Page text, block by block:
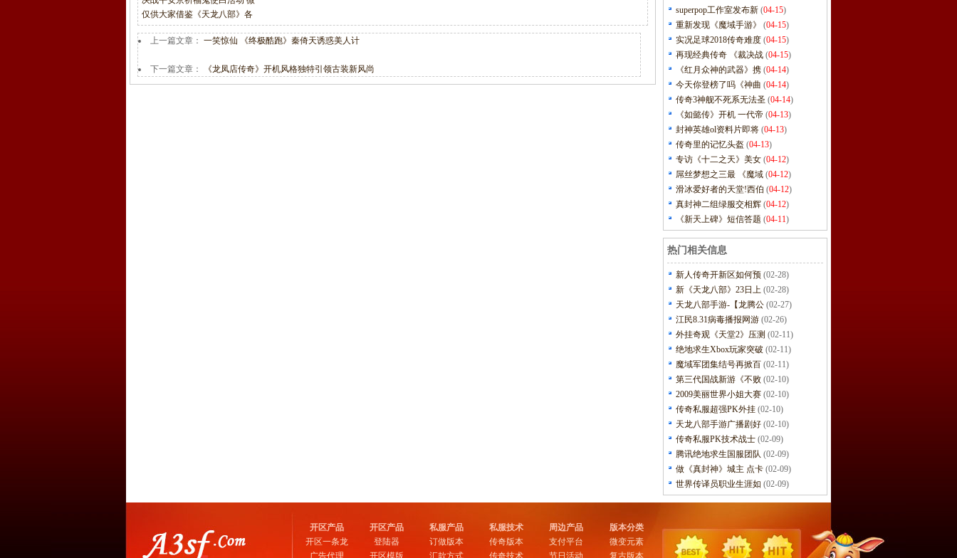
仅供大家借鉴《天龙八部》各
上一篇文章： 一笑惊仙 《终极酷跑》秦倚天诱惑美人计
下一篇文章： 《龙凤店传奇》开机风格独特引领古装新风尚
superpop工作室发布新 (04-15)
重新发现《魔域手游》
(04-15)
实况足球2018传奇难度 (04-15)
再现经典传奇 《裁决战 (04-15)
《红月众神的武器》携 (04-14)
今天你登榜了吗《神曲 (04-14)
传奇3神舰不死系无法圣 (04-14)
《如懿传》开机 一代帝 (04-13)
封神英雄ol资料片即将 (04-13)
传奇里的记忆头盔 (04-13)
专访《十二之天》美女 (04-12)
屌丝梦想之三最 《魔域 (04-12)
滑冰爱好者的天堂!西伯 (04-12)
真封神二组绿服交相辉 (04-12)
《新天上碑》短信答题 (04-11)
热门相关信息
新人传奇开新区如何预 (02-28)
新《天龙八部》23日上 (02-28)
天龙八部手游-【龙腾公 (02-27)
江民8.31病毒播报网游 (02-26)
外挂奇观《天堂2》压测 (02-11)
绝地求生Xbox玩家突破 (02-11)
魔域军团集结号再掀百 (02-11)
第三代国战新游《不败 (02-10)
2009美丽世界小姐大赛 (02-10)
传奇私服超强PK外挂 (02-10)
天龙八部手游广播剧好 (02-10)
传奇私服PK技术战士 (02-09)
腾讯绝地求生国服团队 (02-09)
做《真封神》城主 点卡 (02-09)
世界传译员职业生涯如 (02-09)
开区产品
开区一条龙
广告代理
开区产品
登陆器
开区模版
私服产品
订做版本
汇款方式
私服技术
传奇版本
传奇技术
周边产品
支付平台
节日活动
版本分类
微变元素
复古版本